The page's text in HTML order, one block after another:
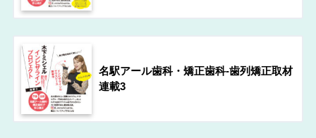
名駅アール歯科・矯正歯科-歯列矯正取材
連載3